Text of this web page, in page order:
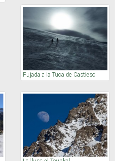
Pujada a la Tuca de Castieso